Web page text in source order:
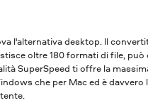
l'alternativa desktop. Il
oltre 180 formati di file,
SuperSpeed ​​ti offre la
che per Mac ed è davvero